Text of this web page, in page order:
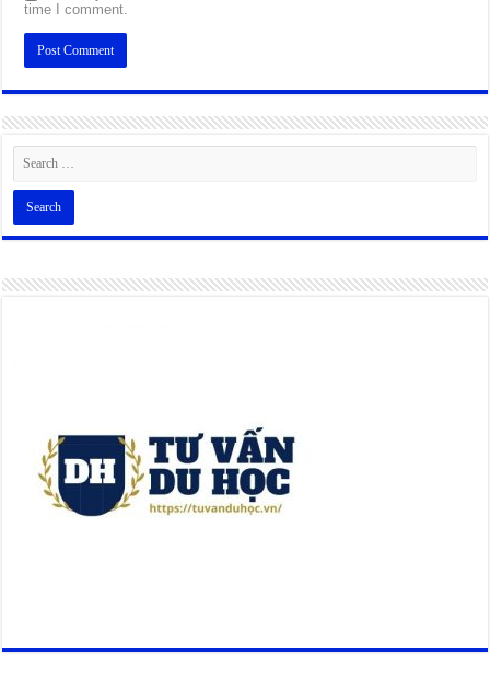
time I comment.
Alternative: